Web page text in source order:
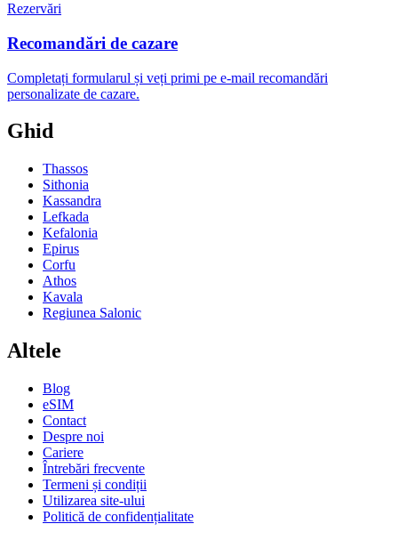
Rezervări
Recomandări de cazare
Completați formularul și veți primi pe e-mail recomandări
personalizate de cazare.
Ghid
Thassos
Sithonia
Kassandra
Lefkada
Kefalonia
Epirus
Corfu
Athos
Kavala
Regiunea Salonic
Altele
Blog
eSIM
Contact
Despre noi
Cariere
Întrebări frecvente
Termeni și condiții
Utilizarea site-ului
Politică de confidențialitate